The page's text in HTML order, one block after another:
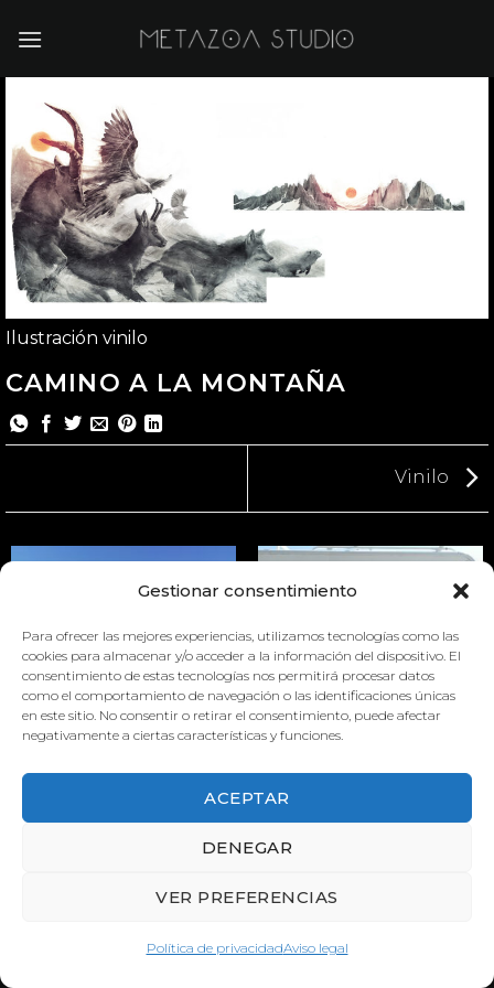
Gestionar consentimiento
Para ofrecer las mejores experiencias, utilizamos tecnologías como las
cookies para almacenar y/o acceder a la información del dispositivo. El
consentimiento de estas tecnologías nos permitirá procesar datos
como el comportamiento de navegación o las identificaciones únicas
en este sitio. No consentir o retirar el consentimiento, puede afectar
negativamente a ciertas características y funciones.
ACEPTAR
DENEGAR
VER PREFERENCIAS
Política de privacidadAviso legal
Ilustración vinilo
CAMINO A LA MONTAÑA
Vinilo
VINILO